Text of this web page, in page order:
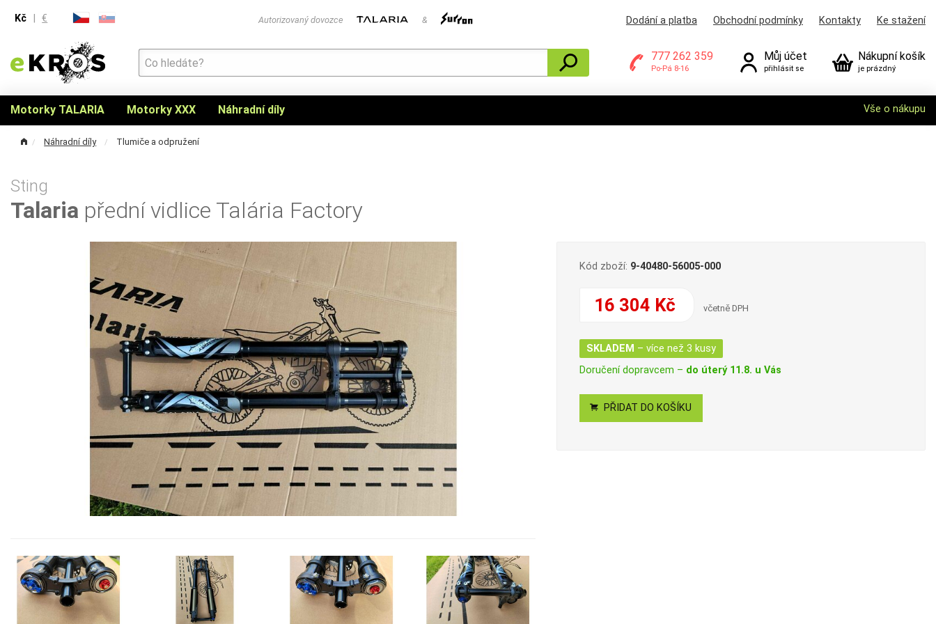
Kč € Autorizovaný dovozce & Dodání a platba Obchodní podmínky Kontakty Ke stažení
777 262 359
Po-Pá 8-16
Můj účet
přihlásit se
Nákupní košík
je prázdný
Motorky TALARIA Motorky XXX Náhradní díly Vše o nákupu
Náhradní díly Tlumiče a odpružení
Sting
Talaria přední vidlice Talária Factory
Kód zboží: 9-40480-56005-000
16 304 Kč včetně DPH
SKLADEM – více než 3 kusy
Doručení dopravcem – do úterý 11.8. u Vás
PŘIDAT DO KOŠÍKU